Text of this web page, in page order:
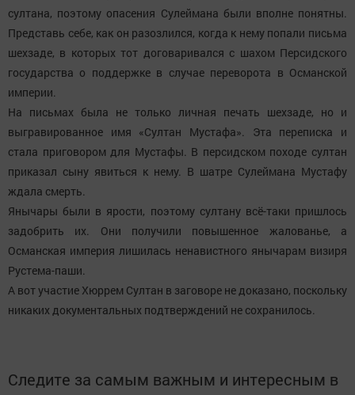
султана, поэтому опасения Сулеймана были вполне понятны.
Представь себе, как он разозлился, когда к нему попали письма
шехзаде, в которых тот договаривался с шахом Персидского
государства о поддержке в случае переворота в Османской
империи.
На письмах была не только личная печать шехзаде, но и
выгравированное имя «Султан Мустафа». Эта переписка и
стала приговором для Мустафы. В персидском походе султан
приказал сыну явиться к нему. В шатре Сулеймана Мустафу
ждала смерть.
Янычары были в ярости, поэтому султану всё-таки пришлось
задобрить их. Они получили повышенное жалованье, а
Османская империя лишилась ненавистного янычарам визиря
Рустема-паши.
А вот участие Хюррем Султан в заговоре не доказано, поскольку
никаких документальных подтверждений не сохранилось.
Следите за самым важным и интересным в